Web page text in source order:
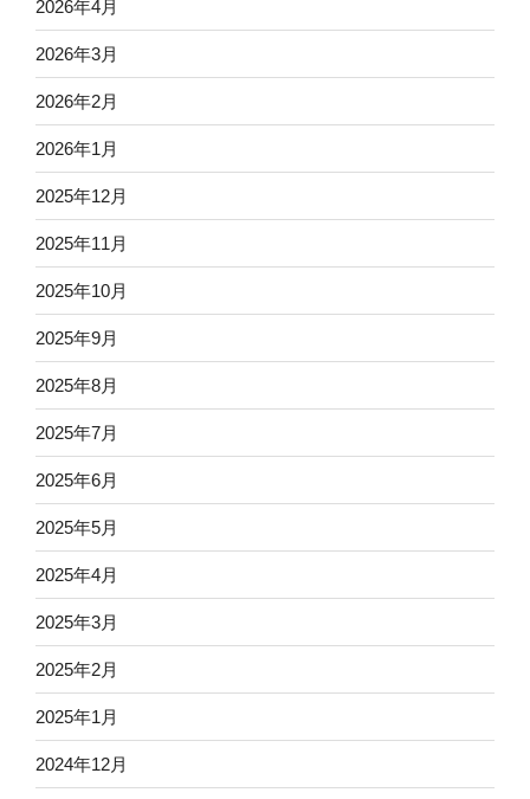
2026年4月
2026年3月
2026年2月
2026年1月
2025年12月
2025年11月
2025年10月
2025年9月
2025年8月
2025年7月
2025年6月
2025年5月
2025年4月
2025年3月
2025年2月
2025年1月
2024年12月